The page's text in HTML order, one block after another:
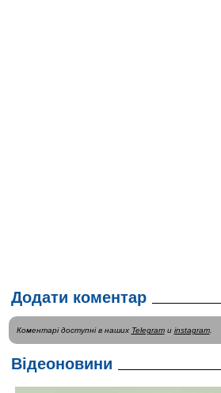
Додати коментар
Коментарі доступні в наших Telegramи instagram.
Відеоновини